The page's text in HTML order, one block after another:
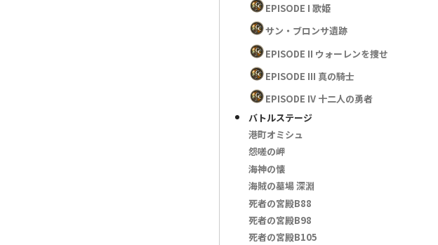
EPISODE I 歌姫
サン・ブロンサ遺跡
EPISODE II ウォーレンを捜せ
EPISODE III 真の騎士
EPISODE IV 十二人の勇者
バトルステージ
港町オミシュ
怨嗟の岬
海神の懐
海賊の墓場 深淵
死者の宮殿B88
死者の宮殿B98
死者の宮殿B105